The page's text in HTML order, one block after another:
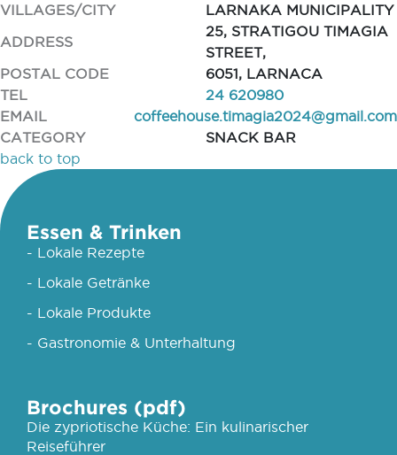
VILLAGES/CITY
LARNAKA MUNICIPALITY
ADDRESS
25, STRATIGOU TIMAGIA
STREET,
POSTAL CODE
6051, LARNACA
TEL
24 620980
EMAIL
coffeehouse.timagia2024@gmail.com
CATEGORY
SNACK BAR
back to top
Essen & Trinken
- Lokale Rezepte
- Lokale Getränke
- Lokale Produkte
- Gastronomie & Unterhaltung
Brochures (pdf)
Die zypriotische Küche: Ein kulinarischer
Reiseführer